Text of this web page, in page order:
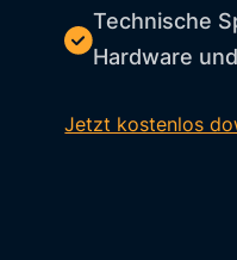
Technische
Hardware
Jetzt kostenlos